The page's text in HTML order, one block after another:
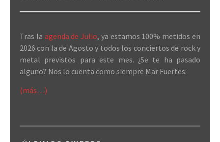
Tras la agenda de Julio, ya estamos 100% metidos en
2026 con la de Agosto y todos los conciertos de rock y
metal previstos para este mes. ¿Se te ha pasado
alguno? Nos lo cuenta como siempre Mar Fuertes:
(más…)